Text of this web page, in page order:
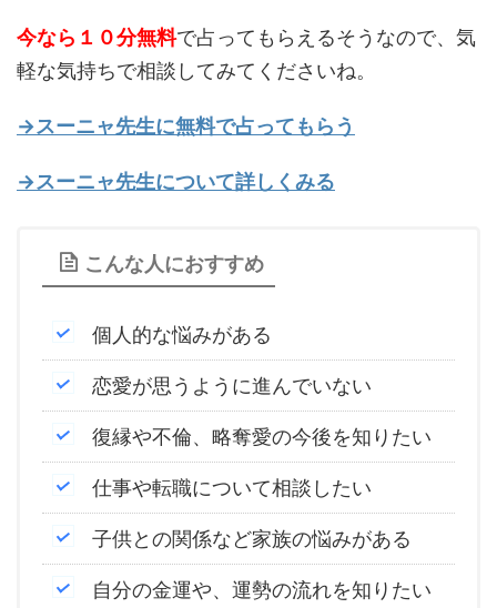
今なら１０分無料で占ってもらえるそうなので、気
軽な気持ちで相談してみてくださいね。
→スーニャ先生に無料で占ってもらう
→スーニャ先生について詳しくみる
こんな人におすすめ
個人的な悩みがある
恋愛が思うように進んでいない
復縁や不倫、略奪愛の今後を知りたい
仕事や転職について相談したい
子供との関係など家族の悩みがある
自分の金運や、運勢の流れを知りたい